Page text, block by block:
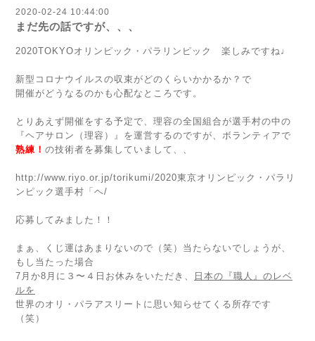
2020-02-24 10:44:00
まだ先の話ですが、、、
2020TOKYOオリンピック・パラリンピック 楽しみですね♩
新型コロナウイルスの収束がどのくらいかかるか？で
開催がどうなるのかも心配なところです。
とりあえず開催をする予定で、理容の全国組合が選手村の中の
『ヘアサロン（理容）』を運営するのですが、ボランティアで
熟練！ の技術者を募集していまして、、
http://www.riyo.or.jp/torikumi/2020東京オリンピック・パラリ
ンピック選手村「ヘ/
応募してみました！！
まぁ、くじ運はあまりないので（笑）当たらないでしょうが、
もし当たった場合
7月か8月に３〜４日お休みをいただき、
日本の『職人』のレベ
ルを
世界のオリ・パラアスリートに思い知らせてくる所存です
（笑）